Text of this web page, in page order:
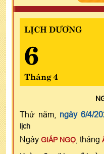
LỊCH DƯƠNG
6
Tháng 4
Thứ năm, ngày 6/4/
lịch
Ngày GIÁP NGỌ , tháng